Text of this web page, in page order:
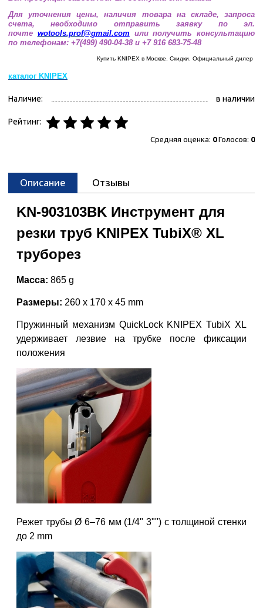
Для уточнения цены, наличия товара на складе, запроса
счета, необходимо отправить заявку по эл.
почте wotools.prof@gmail.com или получить консультацию
по телефонам: +7(499) 490-04-38 и +7 916 683-75-48
Купить KNIPEX в Москве. Скидки. Официальный дилер
каталог KNIPEX
Наличие: в наличии
Рейтинг:
Средняя оценка: 0Голосов: 0
Описание Отзывы
KN-903103BK Инструмент для
резки труб KNIPEX TubiX® XL
труборез
Масса: 865 g
Размеры: 260 x 170 x 45 mm
Пружинный механизм QuickLock KNIPEX TubiX XL
удерживает лезвие на трубке после фиксации
положения
Режет трубы Ø 6–76 мм (1/4" 3"") с толщиной стенки
до 2 mm